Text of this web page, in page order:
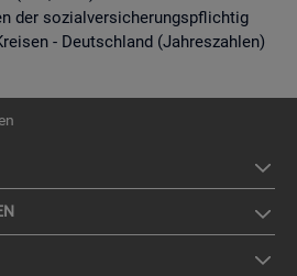
der sozialversicherungspflichtig
- Deutschland (Jahreszahlen)